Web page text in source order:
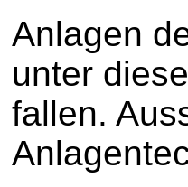
Anlagen
unter
fallen.